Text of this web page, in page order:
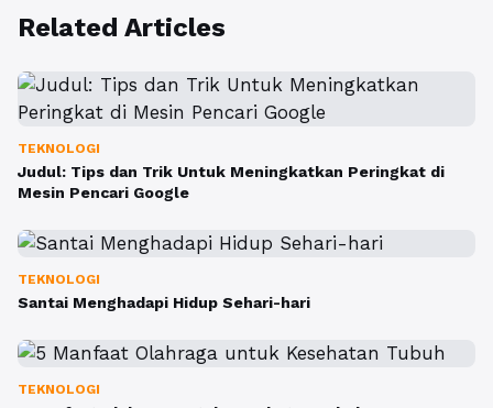
Related Articles
TEKNOLOGI
Judul: Tips dan Trik Untuk Meningkatkan Peringkat di
Mesin Pencari Google
TEKNOLOGI
Santai Menghadapi Hidup Sehari-hari
TEKNOLOGI